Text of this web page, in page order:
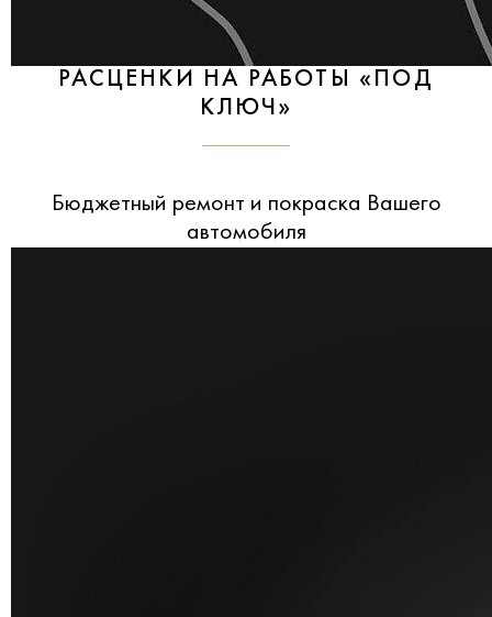
РАСЦЕНКИ НА РАБОТЫ «ПОД
КЛЮЧ»
Бюджетный ремонт и покраска Вашего
автомобиля